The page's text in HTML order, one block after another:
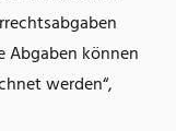
Abgaben können
werden“,